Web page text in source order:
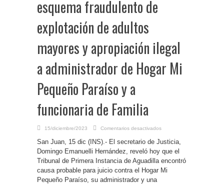
esquema fraudulento de
explotación de adultos
mayores y apropiación ilegal
a administrador de Hogar Mi
Pequeño Paraíso y a
funcionaria de Familia
15/diciembre/2023 Comentarios desactivados
Rico-
Enjuiciarán
por
esquema
fraudulento
explotación
San Juan, 15 dic (INS).- El secretario de Justicia,
Domingo Emanuelli Hernández, reveló hoy que el
Tribunal de Primera Instancia de Aguadilla encontró
causa probable para juicio contra el Hogar Mi
Pequeño Paraíso, su administrador y una